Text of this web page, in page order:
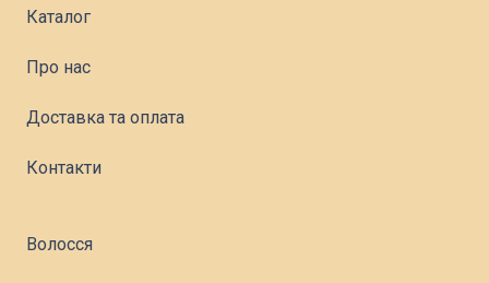
Каталог
Про нас
Доставка та оплата
Контакти
Волосся